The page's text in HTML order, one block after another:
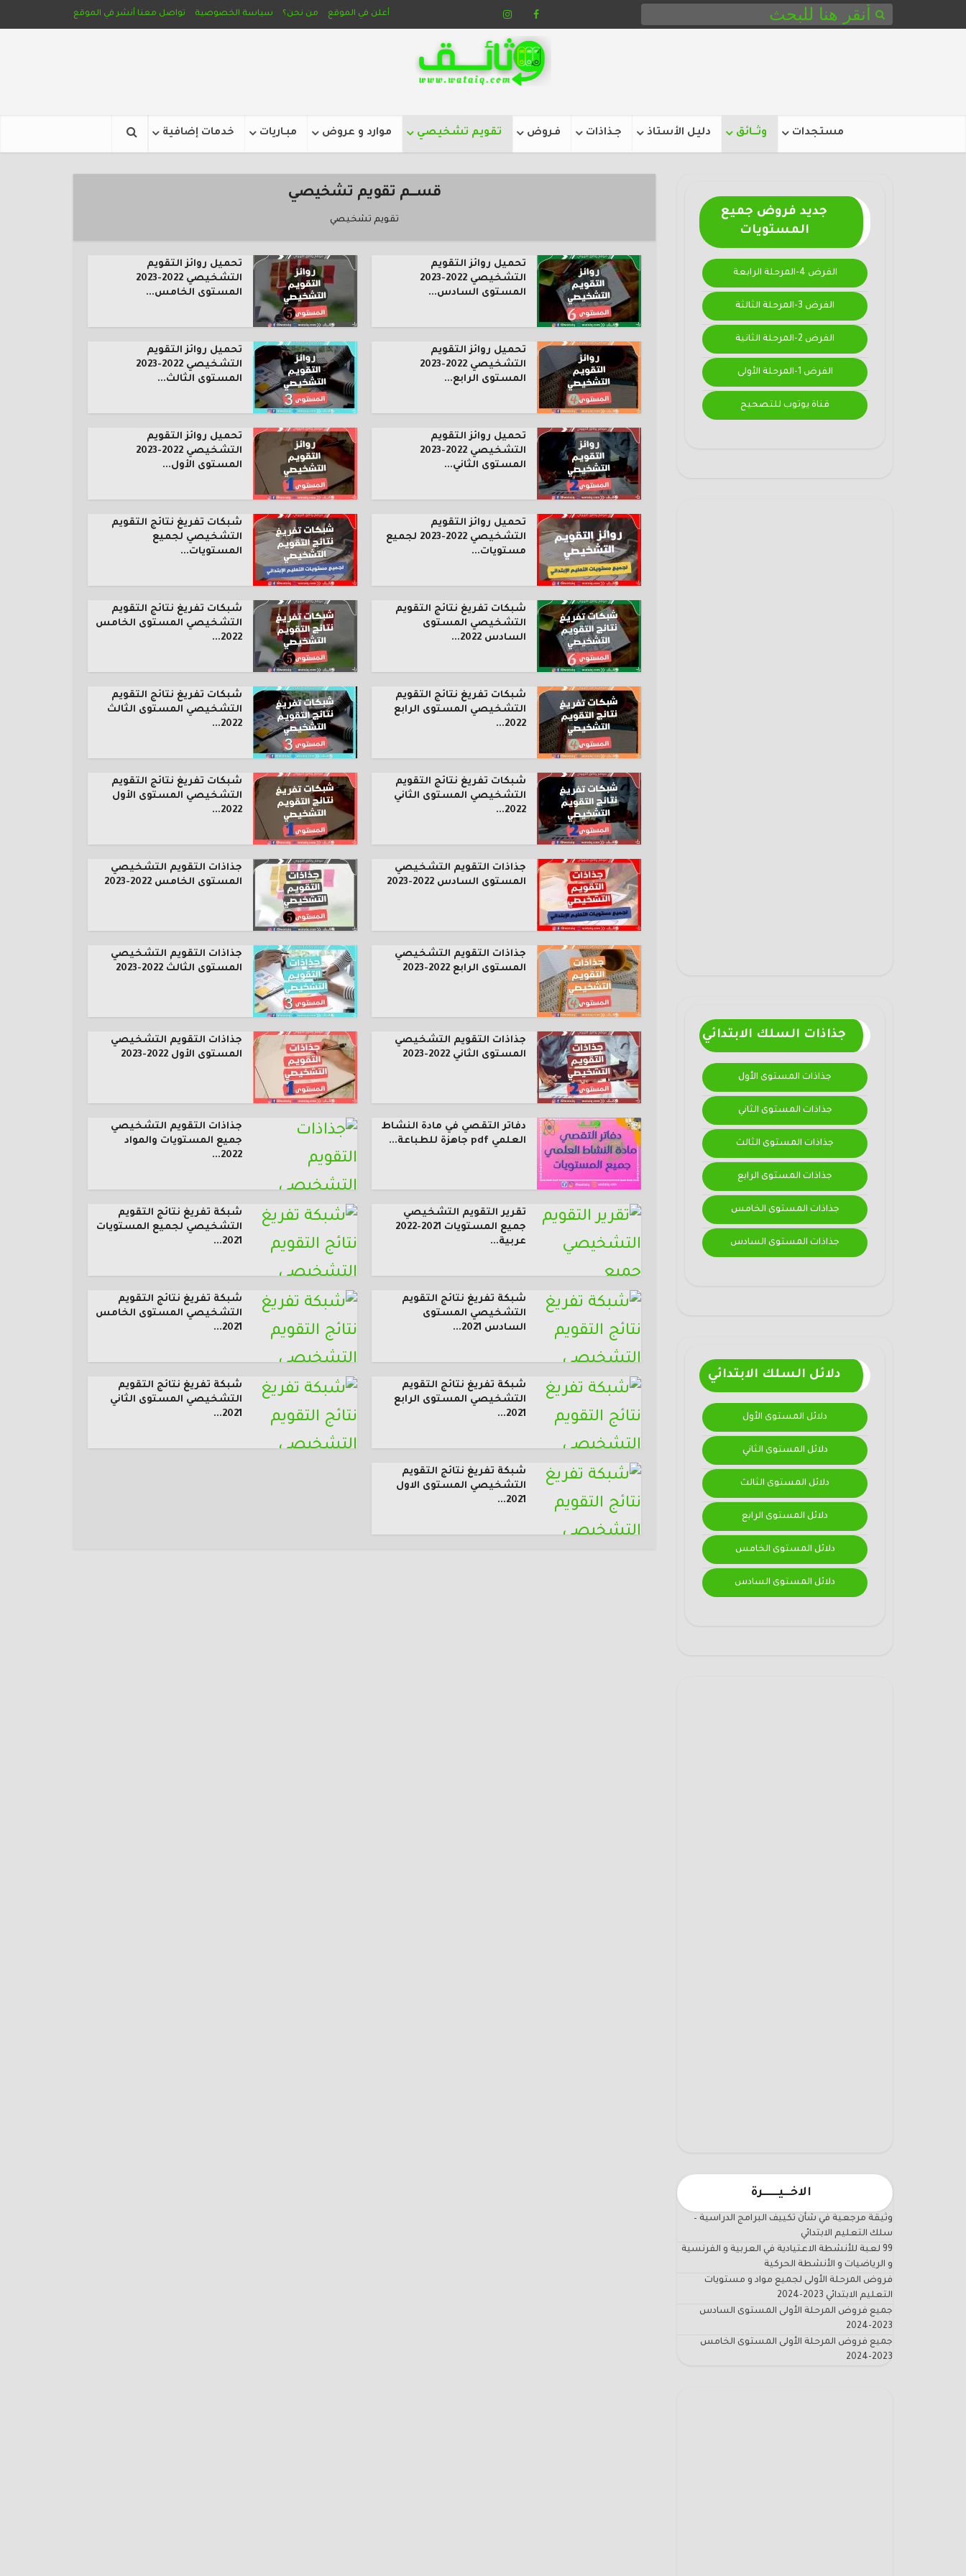
أعلن في الموقع من نحن؟ سياسة الخصوصية تواصل معنا أنشر في الموقع
مستجدات وثـــائق دليل الأستاذ جـذاذات فـروض تقويم تشخيصي موارد و عروض مبـاريات خدمات إضافية
قســــم تقويم تشخيصي
تقويم تشخيصي
تحميل روائز التقويم
التشخيصي 2022-2023
المستوى السادس...
تحميل روائز التقويم
التشخيصي 2022-2023
المستوى الخامس...
تحميل روائز التقويم
التشخيصي 2022-2023
المستوى الرابع...
تحميل روائز التقويم
التشخيصي 2022-2023
المستوى الثالث...
تحميل روائز التقويم
التشخيصي 2022-2023
المستوى الثاني...
تحميل روائز التقويم
التشخيصي 2022-2023
المستوى الأول...
تحميل روائز التقويم
التشخيصي 2022-2023 لجميع
مستويات...
شبكات تفريغ نتائج التقويم
التشخيصي لجميع
المستويات...
شبكات تفريغ نتائج التقويم
التشخيصي المستوى
السادس 2022...
شبكات تفريغ نتائج التقويم
التشخيصي المستوى الخامس
2022...
شبكات تفريغ نتائج التقويم
التشخيصي المستوى الرابع
2022...
شبكات تفريغ نتائج التقويم
التشخيصي المستوى الثالث
2022...
شبكات تفريغ نتائج التقويم
التشخيصي المستوى الثاني
2022...
شبكات تفريغ نتائج التقويم
التشخيصي المستوى الأول
2022...
جذاذات التقويم التشخيصي
المستوى السادس 2022-2023
جذاذات التقويم التشخيصي
المستوى الخامس 2022-2023
جذاذات التقويم التشخيصي
المستوى الرابع 2022-2023
جذاذات التقويم التشخيصي
المستوى الثالث 2022-2023
جذاذات التقويم التشخيصي
المستوى الثاني 2022-2023
جذاذات التقويم التشخيصي
المستوى الأول 2022-2023
دفاتر التقصي في مادة النشاط
العلمي pdf جاهزة للطباعة...
جذاذات التقويم التشخيصي
جميع المستويات والمواد
2022...
تقرير التقويم التشخيصي
جميع المستويات 2021-2022
عربية...
شبكة تفريغ نتائج التقويم
التشخيصي لجميع المستويات
2021...
شبكة تفريغ نتائج التقويم
التشخيصي المستوى
السادس 2021...
شبكة تفريغ نتائج التقويم
التشخيصي المستوى الخامس
2021...
شبكة تفريغ نتائج التقويم
التشخيصي المستوى الرابع
2021...
شبكة تفريغ نتائج التقويم
التشخيصي المستوى الثاني
2021...
شبكة تفريغ نتائج التقويم
التشخيصي المستوى الاول
2021...
جديد فروض جميع
المستويات
الفرض 4-المرحلة الرابعة
الفرض 3-المرحلة الثالثة
الفرض 2-المرحلة الثانية
الفرض 1-المرحلة الأولى
قناة يوتوب للتصحيح
جذاذات السلك الابتدائي
جذاذات المستوى الأول
جذاذات المستوى الثاني
جذاذات المستوى الثالث
جذاذات المستوى الرابع
جذاذات المستوى الخامس
جذاذات المستوى السادس
دلائل السلك الابتدائي
دلائل المستوى الأول
دلائل المستوى الثاني
دلائل المستوى الثالث
دلائل المستوى الرابع
دلائل المستوى الخامس
دلائل المستوى السادس
الاخـــيـــــــرة
وثيقة مرجعية في شأن تكييف البرامج الدراسية –
سلك التعليم الابتدائي
99 لعبة للأنشطة الاعتيادية في العربية و الفرنسية
و الرياضيات و الأنشطة الحركية
فروض المرحلة الأولى لجميع مواد و مستويات
التعليم الابتدائي 2023-2024
جميع فروض المرحلة الأولى المستوى السادس
2023-2024
جميع فروض المرحلة الأولى المستوى الخامس
2023-2024